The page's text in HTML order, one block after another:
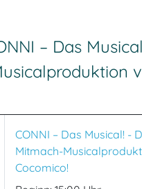
– Das
CONNI – Das Musical! -
Mitmach-
Cocomico!